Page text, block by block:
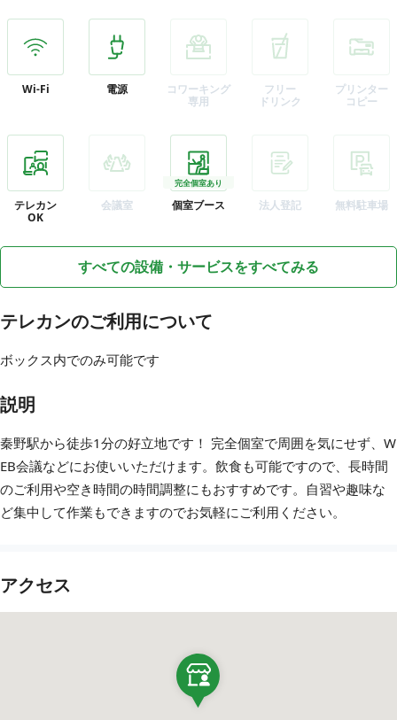
Wi-Fi 電源
コワーキング
専用
フリー
ドリンク
プリンター
コピー
テレカン
OK
会議室 個室ブース
完全個室あり
法人登記 無料駐車場
すべての設備・サービスをすべてみる
テレカンのご利用について
ボックス内でのみ可能です
説明
秦野駅から徒歩1分の好立地です！ 完全個室で周囲を気にせず、W
EB会議などにお使いいただけます。飲食も可能ですので、長時間
のご利用や空き時間の時間調整にもおすすめです。自習や趣味な
ど集中して作業もできますのでお気軽にご利用ください。
アクセス